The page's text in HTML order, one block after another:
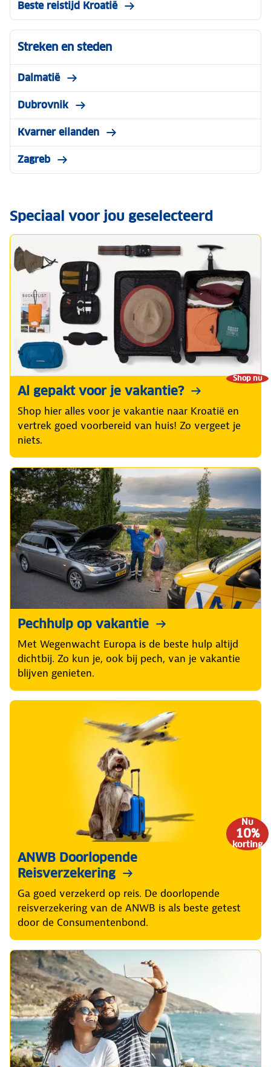
Beste reistijd Kroatië
Streken en steden
Dalmatië
Dubrovnik
Kvarner eilanden
Zagreb
Speciaal voor jou geselecteerd
Shop nu
Al gepakt voor je vakantie?
Shop hier alles voor je vakantie naar Kroatië en
vertrek goed voorbereid van huis! Zo vergeet je
niets.
Pechhulp op vakantie
Met Wegenwacht Europa is de beste hulp altijd
dichtbij. Zo kun je, ook bij pech, van je vakantie
blijven genieten.
Nu
10%
korting
ANWB Doorlopende
Reisverzekering
Ga goed verzekerd op reis. De doorlopende
reisverzekering van de ANWB is als beste getest
door de Consumentenbond.